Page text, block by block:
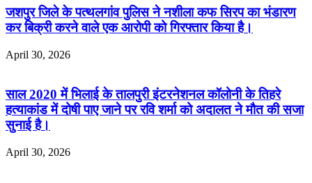
जशपुर जिले के पत्थलगांव पुलिस ने नशीला कफ सिरप का भंडारण
कर बिक्री करने वाले एक आरोपी को गिरफ्तार किया है।
April 30, 2026
साल 2020 में भिलाई के तालपुरी इंटरनेशनल कॉलोनी के तिहरे
हत्याकांड में दोषी पाए जाने पर रवि शर्मा को अदालत ने मौत की सजा
सुनाई है।
April 30, 2026